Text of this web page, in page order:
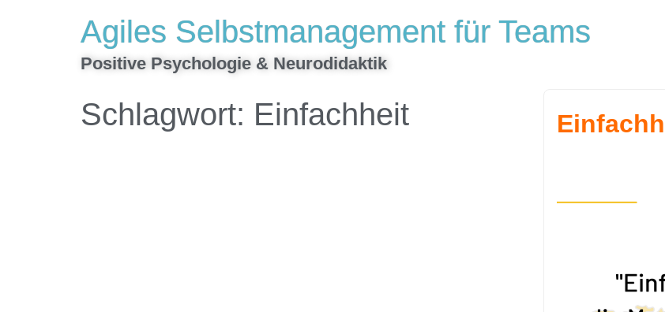
Agiles Selbstmanagement für Teams
Positive Psychologie & Neurodidaktik
Schlagwort: Einfachheit